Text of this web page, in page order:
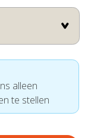
alleen
te stellen